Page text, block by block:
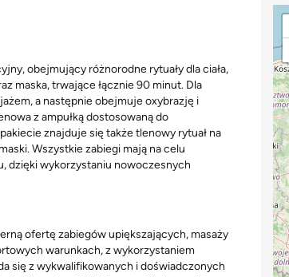
obejmujący różnorodne rytuały dla ciała,
maska, trwające łącznie 90 minut. Dla
a następnie obejmuje oxybrazję i
z ampułką dostosowaną do
znajduje się także tlenowy rytuał na
Wszystkie zabiegi mają na celu
dzięki wykorzystaniu nowoczesnych
ofertę zabiegów upiększających, masaży
warunkach, z wykorzystaniem
się z wykwalifikowanych i doświadczonych